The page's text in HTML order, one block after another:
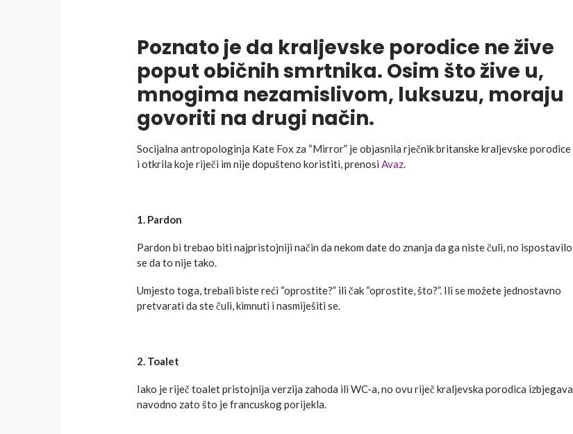
Poznato je da kraljevske porodice ne žive
poput običnih smrtnika. Osim što žive u,
mnogima nezamislivom, luksuzu, moraju
govoriti na drugi način.
Socijalna antropologinja Kate Fox za “Mirror” je objasnila rječnik britanske kraljevske porodice
i otkrila koje riječi im nije dopušteno koristiti, prenosi Avaz.
1. Pardon
Pardon bi trebao biti najpristojniji način da nekom date do znanja da ga niste čuli, no ispostavilo
se da to nije tako.
Umjesto toga, trebali biste reći “oprostite?” ili čak “oprostite, što?”. Ili se možete jednostavno
pretvarati da ste čuli, kimnuti i nasmiješiti se.
2. Toalet
Iako je riječ toalet pristojnija verzija zahoda ili WC-a, no ovu riječ kraljevska porodica izbjegava
navodno zato što je francuskog porijekla.